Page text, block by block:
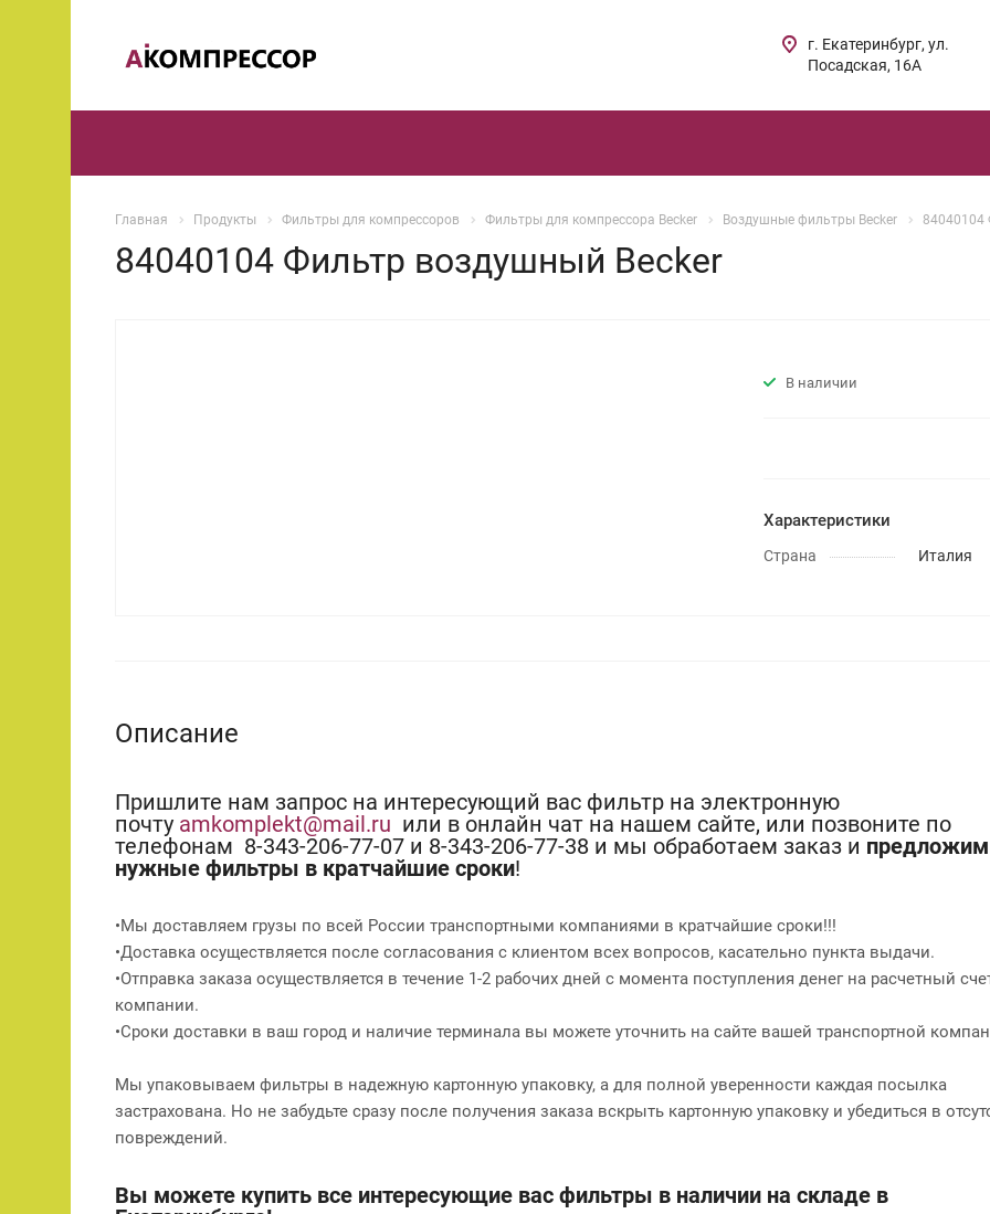
г. Екатеринбург, ул.
Посадская, 16А
Главная Продукты Фильтры для компрессоров Фильтры для компрессора Becker Воздушные фильтры Becker 84040104
84040104 Фильтр воздушный Becker
В наличии
Характеристики
Страна Италия
Описание
Пришлите нам запрос на интересующий вас фильтр на электронную
почту amkomplekt@mail.ru или в онлайн чат на нашем сайте, или позвоните по
телефонам 8-343-206-77-07 и 8-343-206-77-38 и мы обработаем заказ и
нужные фильтры в кратчайшие сроки!
•Мы доставляем грузы по всей России транспортными компаниями в кратчайшие сроки!!!
•Доставка осуществляется после согласования с клиентом всех вопросов, касательно пункта выдачи.
•Отправка заказа осуществляется в течение 1-2 рабочих дней с момента поступления денег на расчетный
компании.
•Сроки доставки в ваш город и наличие терминала вы можете уточнить на сайте вашей транспортной
Мы упаковываем фильтры в надежную картонную упаковку, а для полной уверенности каждая посылка
застрахована. Но не забудьте сразу после получения заказа вскрыть картонную упаковку и убедиться в
повреждений.
Вы можете купить все интересующие вас фильтры в наличии на складе в